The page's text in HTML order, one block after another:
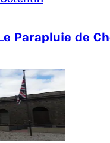
Parapluie de